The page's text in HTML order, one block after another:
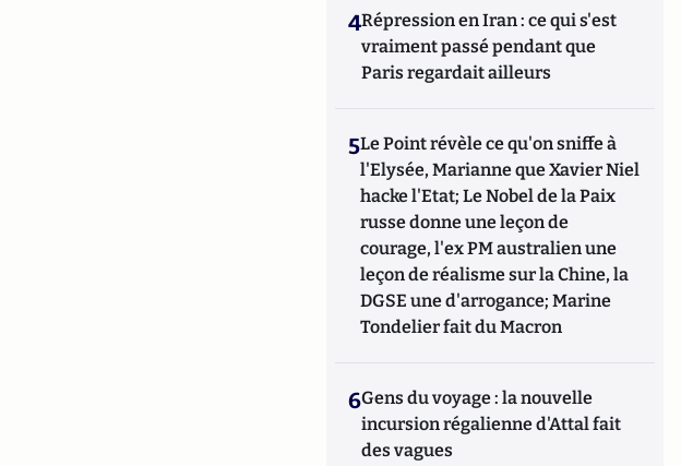
4Répression en Iran : ce qui s'est
vraiment passé pendant que
Paris regardait ailleurs
5Le Point révèle ce qu'on sniffe à
l'Elysée, Marianne que Xavier Niel
hacke l'Etat; Le Nobel de la Paix
russe donne une leçon de
courage, l'ex PM australien une
leçon de réalisme sur la Chine, la
DGSE une d'arrogance; Marine
Tondelier fait du Macron
6Gens du voyage : la nouvelle
incursion régalienne d'Attal fait
des vagues